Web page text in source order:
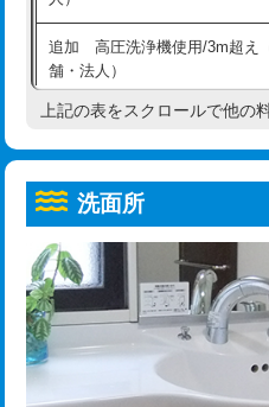
コンクリート斫り（厚さ10㎝超
モルタル補修（厚さ10㎝まで）
モルタル補修（厚さ10㎝超え）
洗面台設置
追加人工
廃棄・処分
※給水管工事は20mmまでの価
給水管工事※（ホール加工)
給水管工事※（バンド止め)
給水管工事※（支持金具設置)
給水管工事※（保温材使用（バ
め込み）)
給水管工事※（土の掘削・埋め
業)
給水管工事※（塩ビ管（VP・
用/3ｍまで)
給水管工事※（塩ビ管（VP・HI
用（追加）/3ｍ超え)
追加 高圧洗浄機使用/3m超え
舗・法人）
高度高圧洗浄換
トーラー機使用/3mまで
追加トーラー機使用/3m超え
カメラ調査
桝清掃
上記の表をスクロールで他の
洗面所